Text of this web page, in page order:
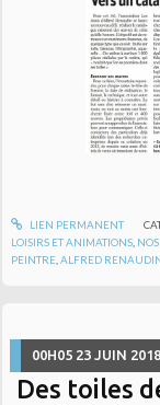
LIEN PERMANENT
LOISIRS ET ANIMATIONS
PEINTRE ,ALFRED
00H05 23 JUIN 2018
Des toiles